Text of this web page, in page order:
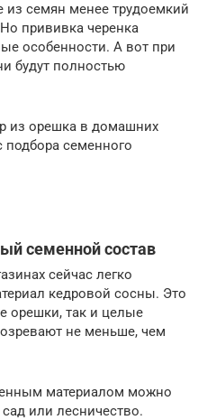
семян менее трудоемкий
прививка черенка
особенности. А вот при
будут полностью
из орешка в домашних
подбора семенного
семенной состав
сейчас легко
кедровой сосны. Это
орешки, так и целые
не меньше, чем
материалом можно
или лесничество.